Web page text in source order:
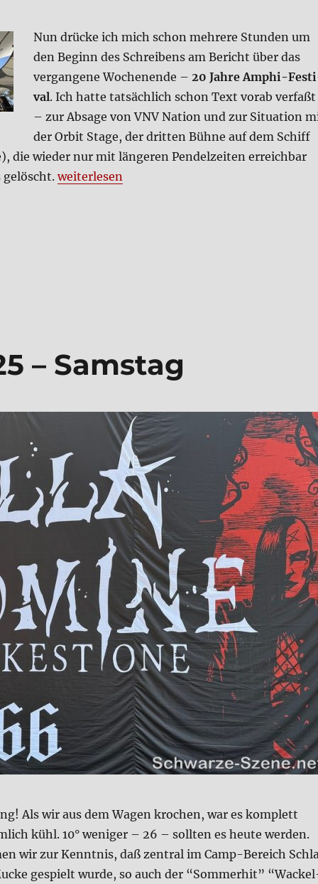
Nun drücke ich mich schon meh­re­re Stun­den um
den Beginn des Schrei­bens am Bericht über das
ver­gan­ge­ne Wochen­en­de – 20 Jah­re Amphi-
val. Ich hat­te tat­säch­lich schon Text vor­ab ver­faßt
– zur Absa­ge von VNV Nati­on und zur Situa­ti­on
der Orbit Stage, der drit­ten Büh­ne auf dem Schiff
die wie­der nur mit län­ge­ren Pen­del­zei­ten erreich­bar
gelöscht. „Amphi-Festi­­val 2026 – das Jubi­lä­um
wei­ter­le­sen
– Sams­tag
Als wir aus dem Wagen kro­chen, war es kom­plett
kühl. 10° weni­ger – 26 – soll­ten es heu­te wer­den.
wir zur Kennt­nis, daß zen­tral im Camp-Bereich
gespielt wur­de, so auch der “Som­mer­hit”